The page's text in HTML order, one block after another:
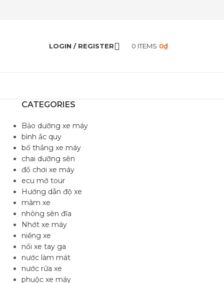
LOGIN / REGISTER 0 ITEMS 0₫
CATEGORIES
Bảo dưỡng xe máy
bình ắc quy
bố thắng xe máy
chai dưỡng sên
đồ chơi xe máy
ecu mở tour
Hướng dẫn độ xe
mâm xe
nhông sên đĩa
Nhớt xe máy
niềng xe
nồi xe tay ga
nước làm mát
nước rửa xe
phuộc xe máy